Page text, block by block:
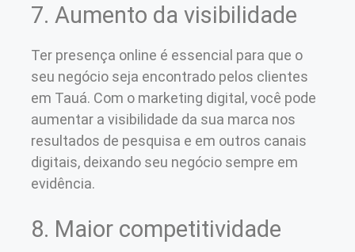
7. Aumento da visibilidade
Ter presença online é essencial para que o
seu negócio seja encontrado pelos clientes
em Tauá. Com o marketing digital, você pode
aumentar a visibilidade da sua marca nos
resultados de pesquisa e em outros canais
digitais, deixando seu negócio sempre em
evidência.
8. Maior competitividade